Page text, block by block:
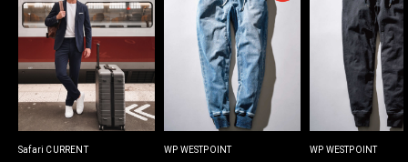
Safari CURRENT WP WESTPOINT WP WESTPOINT